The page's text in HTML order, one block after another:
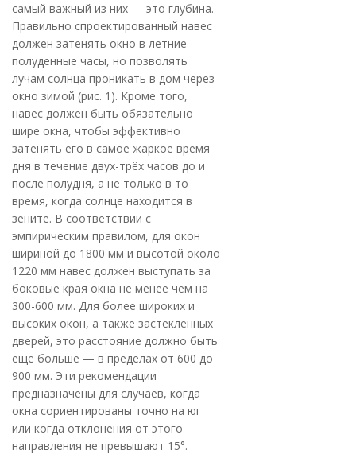
самый важный из них — это глубина.
Правильно спроектированный навес
должен затенять окно в летние
полуденные часы, но позволять
лучам солнца проникать в дом через
окно зимой (рис. 1). Кроме того,
навес должен быть обязательно
шире окна, чтобы эффективно
затенять его в самое жаркое время
дня в течение двух-трёх часов до и
после полудня, а не только в то
время, когда солнце находится в
зените. В соответствии с
эмпирическим правилом, для окон
шириной до 1800 мм и высотой около
1220 мм навес должен выступать за
боковые края окна не менее чем на
300-600 мм. Для более широких и
высоких окон, а также застеклённых
дверей, это расстояние должно быть
ещё больше — в пределах от 600 до
900 мм. Эти рекомендации
предназначены для случаев, когда
окна сориентированы точно на юг
или когда отклонения от этого
направления не превышают 15°.